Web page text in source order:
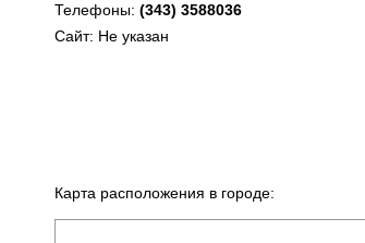
Телефоны: (343) 3588036
Сайт: Не указан
Карта расположения в городе: